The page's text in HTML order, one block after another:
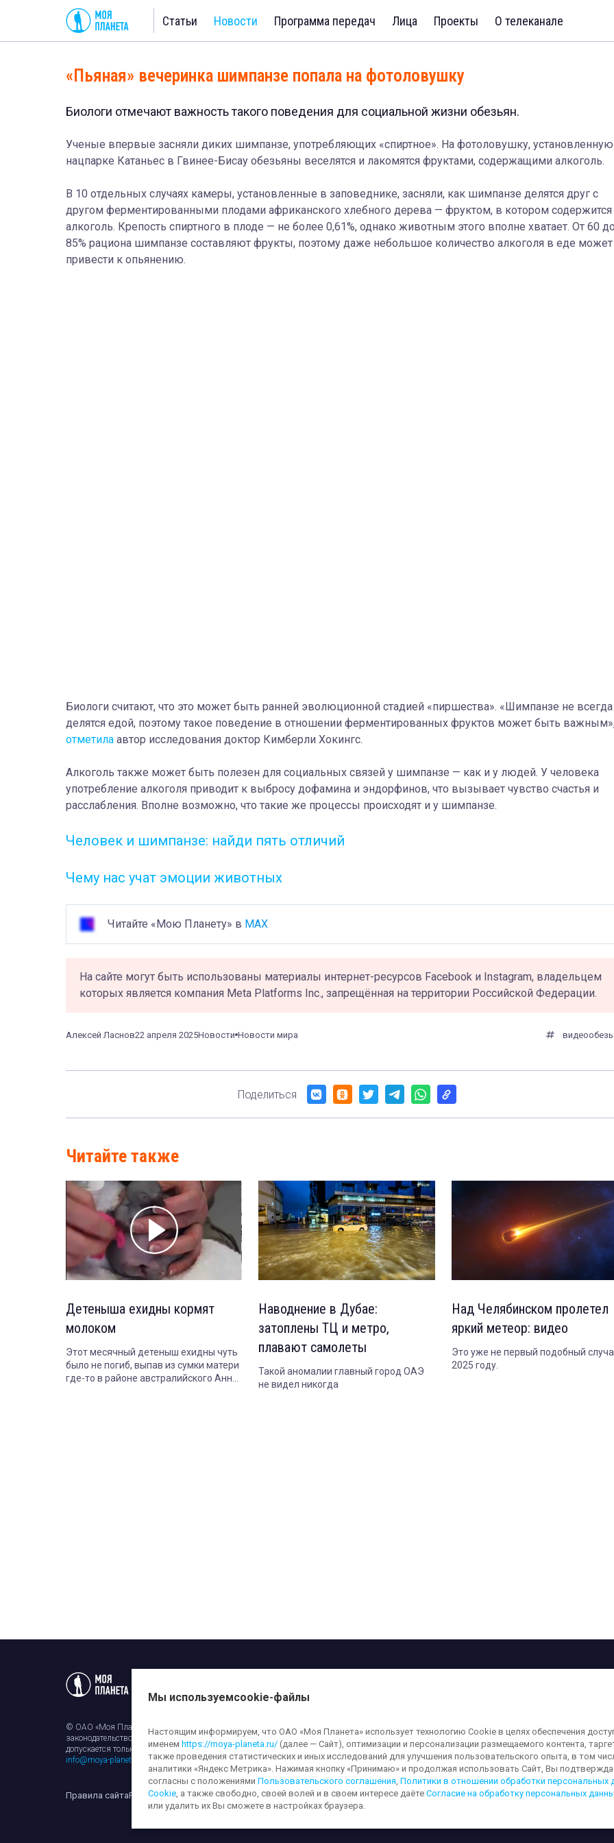
Статьи Новости Программа передач Лица Проекты О телеканале
«Пьяная» вечеринка шимпанзе попала на фотоловушку
Биологи отмечают важность такого поведения для социальной жизни обезьян.
Ученые впервые засняли диких шимпанзе, употребляющих «спиртное». На фотоловушку,
нацпарке Катаньес в Гвинее-Бисау обезьяны веселятся и лакомятся фруктами, содержащими алкоголь.
В 10 отдельных случаях камеры, установленные в заповеднике, засняли, как шимпанзе делятся друг с
другом ферментированными плодами африканского хлебного дерева — фруктом, в котором содержится
алкоголь. Крепость спиртного в плоде — не более 0,61%, однако животным этого вполне хватает. От 60
85% рациона шимпанзе составляют фрукты, поэтому даже небольшое количество алкоголя в еде может
привести к опьянению.
Биологи считают, что это может быть ранней эволюционной стадией «пиршества». «Шимпанзе не всегда
делятся едой, поэтому такое поведение в отношении ферментированных фруктов может быть
отметила автор исследования доктор Кимберли Хокингс.
Алкоголь также может быть полезен для социальных связей у шимпанзе — как и у людей. У человека
употребление алкоголя приводит к выбросу дофамина и эндорфинов, что вызывает чувство счастья и
расслабления. Вполне возможно, что такие же процессы происходят и у шимпанзе.
Человек и шимпанзе: найди пять отличий
Чему нас учат эмоции животных
Читайте «Мою Планету» в MAX
На сайте могут быть использованы материалы интернет-ресурсов Facebook и Instagram, владельцем
которых является компания Meta Platforms Inc., запрещённая на территории Российской Федерации.
Алексей Ласнов22 апреля 2025Новости Новости мира видео
Поделиться
Читайте также
Детеныша ехидны кормят
молоком
Этот месячный детеныш ехидны чуть
было не погиб, выпав из сумки матери
где-то в районе австралийского Анна
Наводнение в Дубае:
затоплены ТЦ и метро,
плавают самолеты
Такой аномалии главный город ОАЭ
не видел никогда
Над Челябинском пролетел
яркий метеор: видео
Это уже не первый подобный
2025 году.
© ОАО «Моя Планета». Все права на любые материалы, опубликованные на сайте, защищены в соответствии с российским и международным
законодательством об авторском праве и смежных правах. Использование любых аудио-, фото- и видеоматериалов, размещенных на сайте,
допускается только с разрешения правообладателя и ссылкой на сайтmoya-planeta.ru. Адрес для направления юридически значимых
info@moya-planeta.ru
Правила сайтаРабота с cookie-файламиЗащита персональных данныхОбработка персональных данныхСогласие на обработку
Мы используемcookie-файлы
Настоящим информируем, что ОАО «Моя Планета» использует технологию Cookie в целях обеспечения
именем https://moya-planeta.ru/ (далее — Сайт), оптимизации и персонализации размещаемого контента,
также проведения статистических и иных исследований для улучшения пользовательского опыта, в том
аналитики «Яндекс Метрика». Нажимая кнопку «Принимаю» и продолжая использовать Сайт, Вы
согласны с положениями Пользовательского соглашения, Политики в отношении обработки персональных
Cookie, а также свободно, своей волей и в своем интересе даёте Согласие на обработку персональных
или удалить их Вы сможете в настройках браузера.